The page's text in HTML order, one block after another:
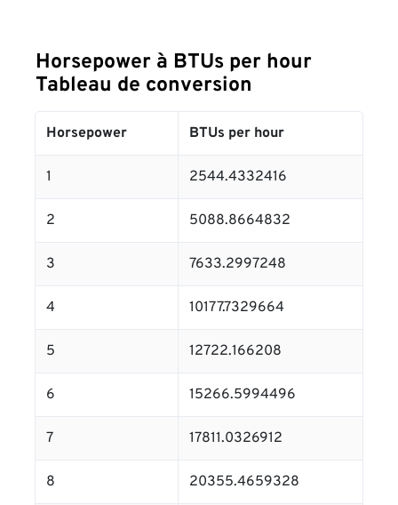
Horsepower à BTUs per hour
Tableau de conversion
Horsepower BTUs per hour
1 2544.4332416
2 5088.8664832
3 7633.2997248
4 10177.7329664
5 12722.166208
6 15266.5994496
7 17811.0326912
8 20355.4659328